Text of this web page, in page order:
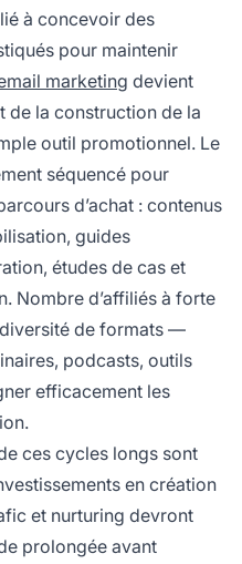
à concevoir des
pour maintenir
marketing devient
de la construction de la
outil promotionnel. Le
séquencé pour
d’achat : contenus
guides
études de cas et
Nombre d’affiliés à forte
de formats —
podcasts, outils
efficacement les
ces cycles longs sont
en création
et nurturing devront
prolongée avant